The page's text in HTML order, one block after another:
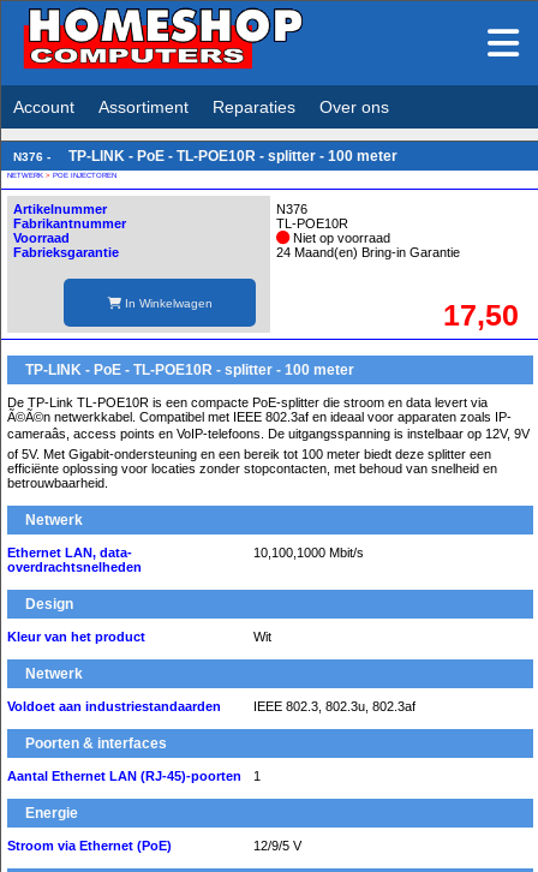
Account Assortiment Reparaties Over ons
N376 - TP-LINK - PoE - TL-POE10R - splitter - 100 meter
NETWERK > POE INJECTOREN
Artikelnummer
Fabrikantnummer
Voorraad
Fabrieksgarantie
In Winkelwagen
N376
TL-POE10R
Niet op voorraad
24 Maand(en) Bring-in Garantie
17,50
TP-LINK - PoE - TL-POE10R - splitter - 100 meter
De TP-Link TL-POE10R is een compacte PoE-splitter die stroom en data levert via
Ã©Ã©n netwerkkabel. Compatibel met IEEE 802.3af en ideaal voor apparaten zoals IP-
cameraâs, access points en VoIP-telefoons. De uitgangsspanning is instelbaar op 12V, 9V
of 5V. Met Gigabit-ondersteuning en een bereik tot 100 meter biedt deze splitter een
efficiënte oplossing voor locaties zonder stopcontacten, met behoud van snelheid en
betrouwbaarheid.
Netwerk
Ethernet LAN, data-
overdrachtsnelheden
10,100,1000 Mbit/s
Design
Kleur van het product Wit
Netwerk
Voldoet aan industriestandaarden IEEE 802.3, 802.3u, 802.3af
Poorten & interfaces
Aantal Ethernet LAN (RJ-45)-poorten 1
Energie
Stroom via Ethernet (PoE) 12/9/5 V